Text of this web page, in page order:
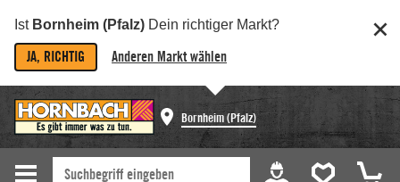
Ist Bornheim (Pfalz) Dein richtiger Markt?
JA, RICHTIG Anderen Markt wählen
Bornheim (Pfalz)